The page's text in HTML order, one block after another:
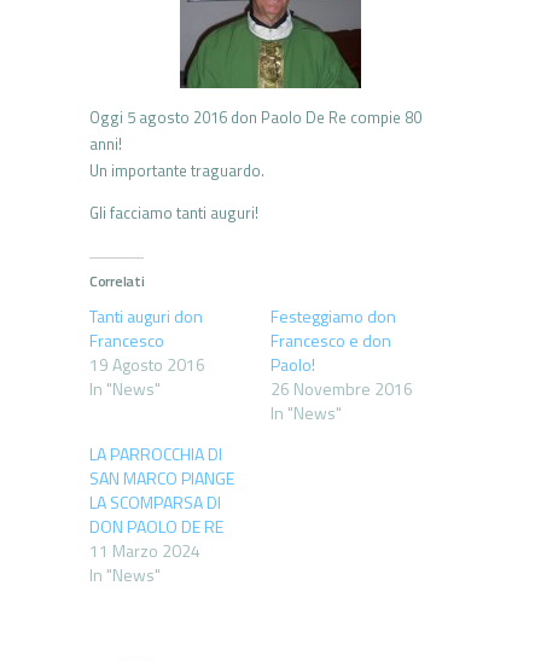
Oggi 5 agosto 2016 don Paolo De Re compie 80
anni!
Un importante traguardo.
Gli facciamo tanti auguri!
Correlati
Tanti auguri don
Francesco
19 Agosto 2016
In "News"
Festeggiamo don
Francesco e don
Paolo!
26 Novembre 2016
In "News"
LA PARROCCHIA DI
SAN MARCO PIANGE
LA SCOMPARSA DI
DON PAOLO DE RE
11 Marzo 2024
In "News"